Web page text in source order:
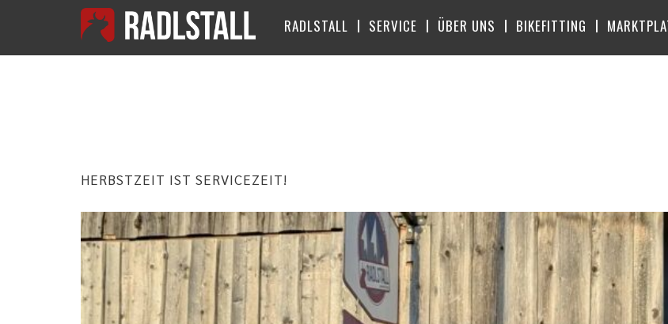
RADLSTALL SERVICE ÜBER UNS BIKEFITTING
HERBSTZEIT IST SERVICEZEIT!